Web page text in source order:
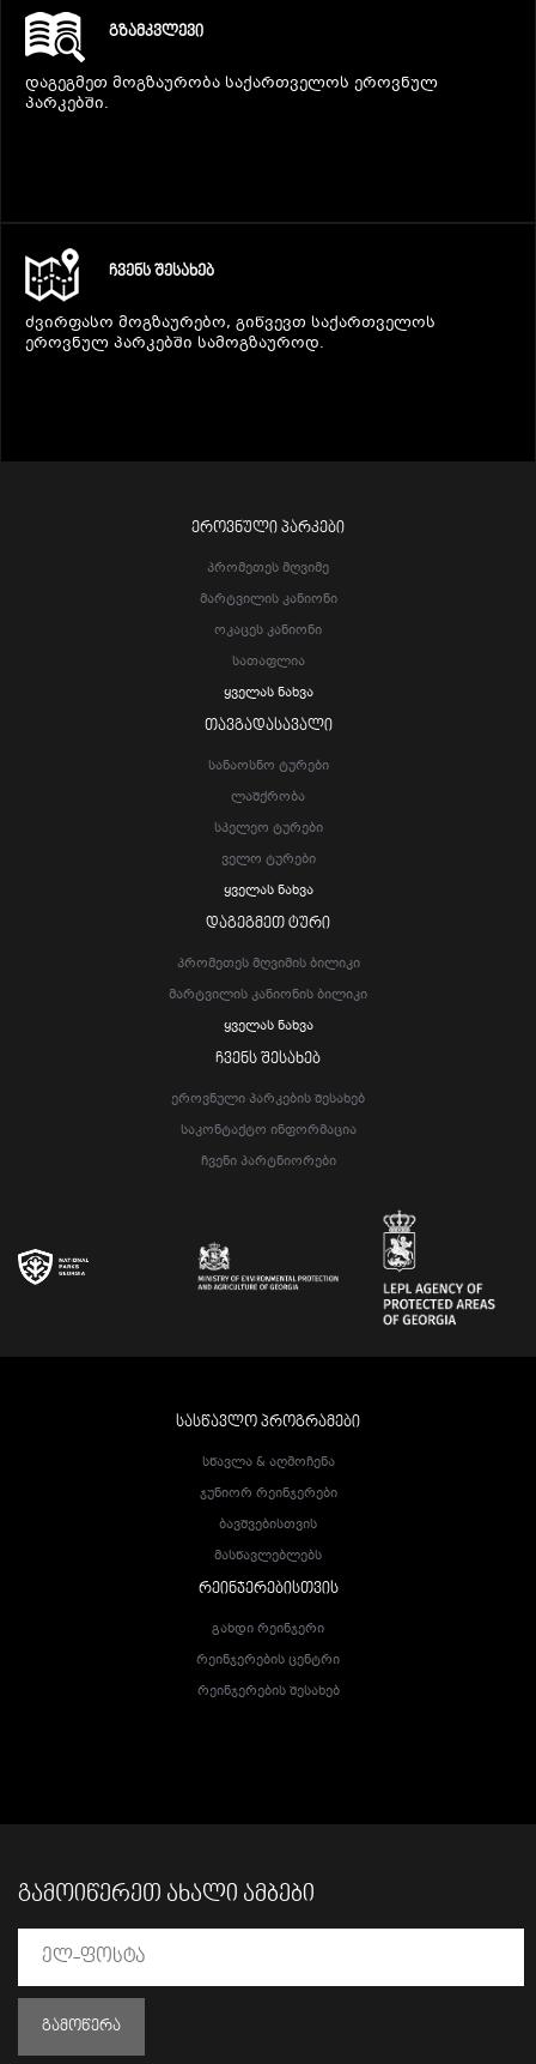
ᲒᲖᲐᲛᲙᲕᲚᲔᲕᲘ
დაგეგმეთ მოგზაურობა საქართველოს ეროვნულ
პარკებში.
ᲩᲕᲔᲜᲡ ᲨᲔᲡᲐᲮᲔᲑ
ძვირფასო მოგზაურებო, გიწვევთ საქართველოს
ეროვნულ პარკებში სამოგზაუროდ.
ᲔᲠᲝᲕᲜᲣᲚᲘ ᲞᲐᲠᲙᲔᲑᲘ
Პრომეთეს Მღვიმე
Მარტვილის Კანიონი
Ოკაცეს Კანიონი
Სათაფლია
Ყველას Ნახვა
ᲗᲐᲕᲒᲐᲓᲐᲡᲐᲕᲐᲚᲘ
Სანაოსნო Ტურები
Ლაშქრობა
Სპელეო Ტურები
Ველო Ტურები
Ყველას Ნახვა
ᲓᲐᲒᲔᲒᲛᲔᲗ ᲢᲣᲠᲘ
Პრომეთეს Მღვიმის Ბილიკი
Მარტვილის Კანიონის Ბილიკი
Ყველას Ნახვა
ᲩᲕᲔᲜᲡ ᲨᲔᲡᲐᲮᲔᲑ
Ეროვნული Პარკების Შესახებ
Საკონტაქტო Ინფორმაცია
Ჩვენი Პარტნიორები
ᲡᲐᲡᲬᲐᲕᲚᲝ ᲞᲠᲝᲒᲠᲐᲛᲔᲑᲘ
Სწავლა & Აღმოჩენა
Ჯუნიორ Რეინჯერები
Ბავშვებისთვის
Მასწავლებლებს
ᲠᲔᲘᲜᲯᲔᲠᲔᲑᲘᲡᲗᲕᲘᲡ
Გახდი Რეინჯერი
Რეინჯერების Ცენტრი
Რეინჯერების Შესახებ
ᲒᲐᲛᲝᲘᲬᲔᲠᲔᲗ ᲐᲮᲐᲚᲘ ᲐᲛᲑᲔᲑᲘ
ᲒᲐᲛᲝᲬᲔᲠᲐ